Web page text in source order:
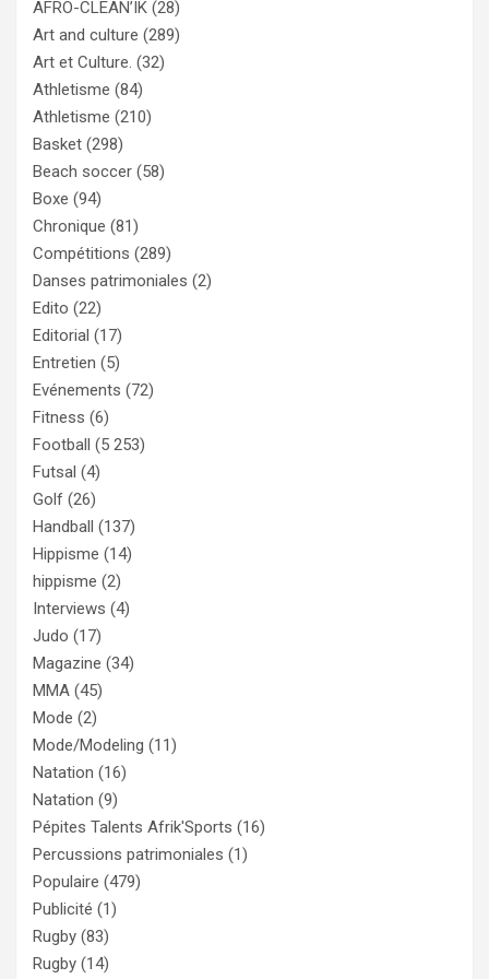
AFRO-CLEAN’IK (28)
Art and culture (289)
Art et Culture. (32)
Athletisme (84)
Athletisme (210)
Basket (298)
Beach soccer (58)
Boxe (94)
Chronique (81)
Compétitions (289)
Danses patrimoniales (2)
Edito (22)
Editorial (17)
Entretien (5)
Evénements (72)
Fitness (6)
Football (5 253)
Futsal (4)
Golf (26)
Handball (137)
Hippisme (14)
hippisme (2)
Interviews (4)
Judo (17)
Magazine (34)
MMA (45)
Mode (2)
Mode/Modeling (11)
Natation (16)
Natation (9)
Pépites Talents Afrik'Sports (16)
Percussions patrimoniales (1)
Populaire (479)
Publicité (1)
Rugby (83)
Rugby (14)